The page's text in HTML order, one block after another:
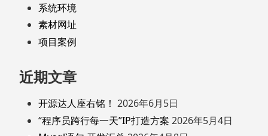
系统环境
素材网址
项目案例
近期文章
开源达人座右铭！ 2026年6月5日
“程序员跨行每一天”IP打造方案 2026年5月4日